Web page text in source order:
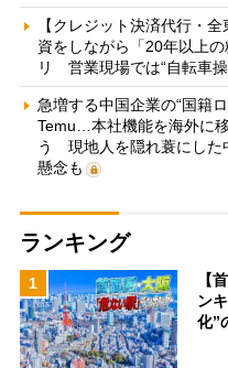
【クレジット決済代行・
資をしながら「20年以上
リ 営業現場では“自転車
急増する中国企業の“国籍
Temu…本社機能を海外に
う 現地人を隠れ蓑にした
懸念も
ランキング
1
【
ン
化”